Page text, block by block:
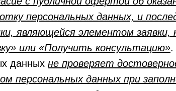
персональных данных, и
являющейся элементом
или «Получить консультацию».
данных не проверяет
персональных данных при